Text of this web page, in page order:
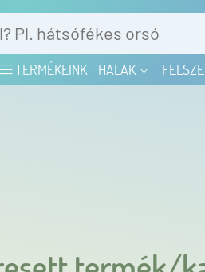
TERMÉKEINK HALAK